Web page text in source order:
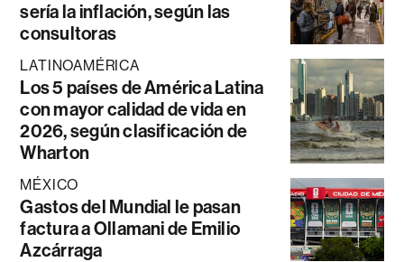
sería la inflación, según las
consultoras
LATINOAMÉRICA
Los 5 países de América Latina
con mayor calidad de vida en
2026, según clasificación de
Wharton
MÉXICO
Gastos del Mundial le pasan
factura a Ollamani de Emilio
Azcárraga